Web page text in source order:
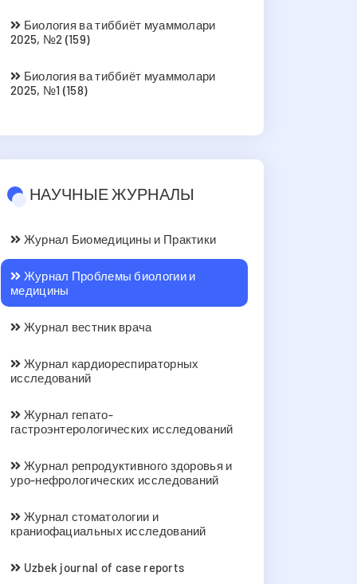
Биология ва тиббиёт муаммолари
2025, №2 (159)
Биология ва тиббиёт муаммолари
2025, №1 (158)
НАУЧНЫЕ ЖУРНАЛЫ
Журнал Биомедицины и Практики
Журнал Проблемы биологии и
медицины
Журнал вестник врача
Журнал кардиореспираторных
исследований
Журнал гепато-
гастроэнтерологических исследований
Журнал репродуктивного здоровья и
уро-нефрологических исследований
Журнал стоматологии и
краниофациальных исследований
Uzbek journal of case reports